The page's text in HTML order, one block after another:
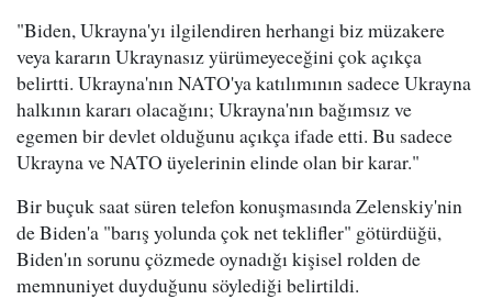
"Biden, Ukrayna'yı ilgilendiren herhangi biz müzakere
veya kararın Ukraynasız yürümeyeceğini çok açıkça
belirtti. Ukrayna'nın NATO'ya katılımının sadece Ukrayna
halkının kararı olacağını; Ukrayna'nın bağımsız ve
egemen bir devlet olduğunu açıkça ifade etti. Bu sadece
Ukrayna ve NATO üyelerinin elinde olan bir karar."
Bir buçuk saat süren telefon konuşmasında Zelenskiy'nin
de Biden'a "barış yolunda çok net teklifler" götürdüğü,
Biden'ın sorunu çözmede oynadığı kişisel rolden de
memnuniyet duyduğunu söylediği belirtildi.